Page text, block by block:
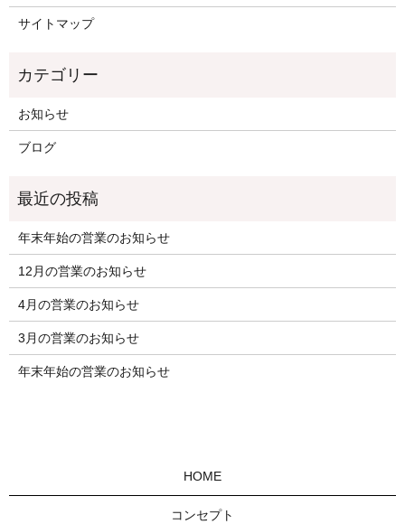
サイトマップ
お知らせ
ブログ
年末年始の営業のお知らせ
12月の営業のお知らせ
4月の営業のお知らせ
3月の営業のお知らせ
年末年始の営業のお知らせ
HOME
コンセプト